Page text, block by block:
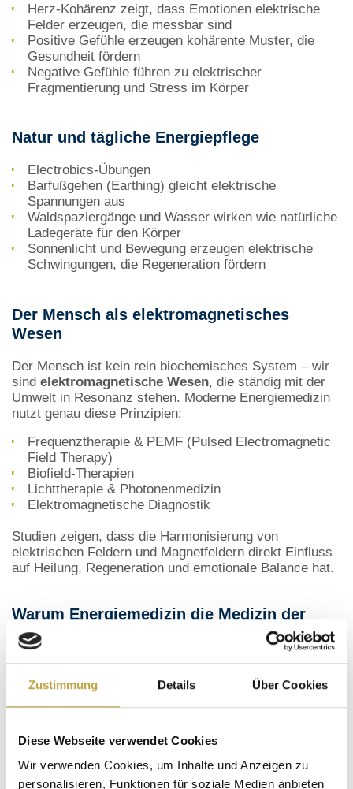
Zustimmung Details Über Cookies
Diese Webseite verwendet Cookies
Wir verwenden Cookies, um Inhalte und Anzeigen zu
personalisieren, Funktionen für soziale Medien anbieten
Herz-Kohärenz zeigt, dass Emotionen elektrische
Felder erzeugen, die messbar sind
Positive Gefühle erzeugen kohärente Muster, die
Gesundheit fördern
Negative Gefühle führen zu elektrischer
Fragmentierung und Stress im Körper
Natur und tägliche Energiepflege
E lectrobics-Übungen
Barfußgehen (Earthing) gleicht elektrische
Spannungen aus
Waldspaziergänge und Wasser wirken wie natürliche
Ladegeräte für den Körper
Sonnenlicht und Bewegung erzeugen elektrische
Schwingungen, die Regeneration fördern
Der Mensch als elektromagnetisches
Wesen
Der Mensch ist kein rein biochemisches System – wir
sind elektromagnetische Wesen, die ständig mit der
Umwelt in Resonanz stehen. Moderne Energiemedizin
nutzt genau diese Prinzipien:
Frequenztherapie & PEMF (Pulsed Electromagnetic
Field Therapy)
Biofield-Therapien
Lichttherapie & Photonenmedizin
Elektromagnetische Diagnostik
Studien zeigen, dass die Harmonisierung von
elektrischen Feldern und Magnetfeldern direkt Einfluss
auf Heilung, Regeneration und emotionale Balance hat.
Warum Energiemedizin die Medizin der
Zukunft ist
Energiemedizin basiert aufmessbaren,
wissenschaftlich belegten Prinzipien
Jede Zelle kommuniziert elektrisch
Signale
Magnetische und elektrische Felder steuern Heilung
und Regeneration